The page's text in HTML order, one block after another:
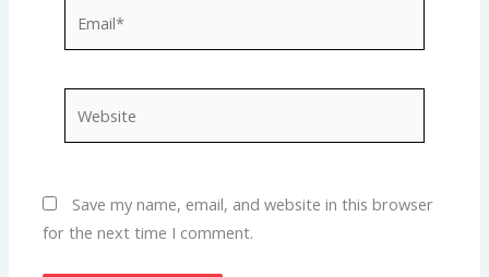
Save my name, email, and website in this browser
for the next time I comment.